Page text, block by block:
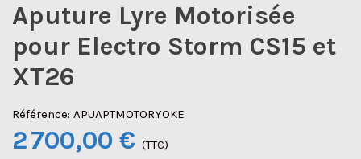
Aputure Lyre Motorisée
pour Electro Storm CS15 et
XT26
Référence: APUAPTMOTORYOKE
2 700,00 € (TTC)